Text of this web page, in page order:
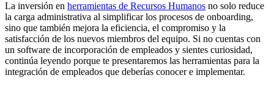
La inversión en herramientas de Recursos Humanos no solo reduce
la carga administrativa al simplificar los procesos de onboarding,
sino que también mejora la eficiencia, el compromiso y la
satisfacción de los nuevos miembros del equipo. Si no cuentas con
un software de incorporación de empleados y sientes curiosidad,
continúa leyendo porque te presentaremos las herramientas para la
integración de empleados que deberías conocer e implementar.